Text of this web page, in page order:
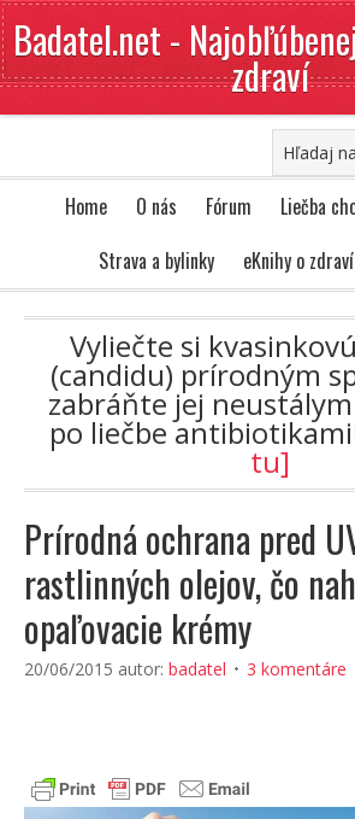
Badatel.net -
zdraví
Home O nás Fórum Liečba
Strava a bylinky
eKnihy o zdraví
Vyliečte si
(candidu) prírodným
zabráňte jej
po liečbe
tu]
Prírodná ochrana pred
rastlinných olejov, čo
opaľovacie krémy
20/06/2015 autor: badatel 3 komentáre